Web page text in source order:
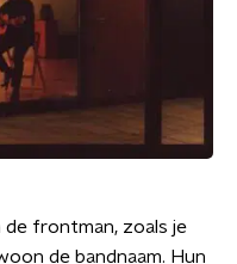
de frontman, zoals je
de bandnaam. Hun